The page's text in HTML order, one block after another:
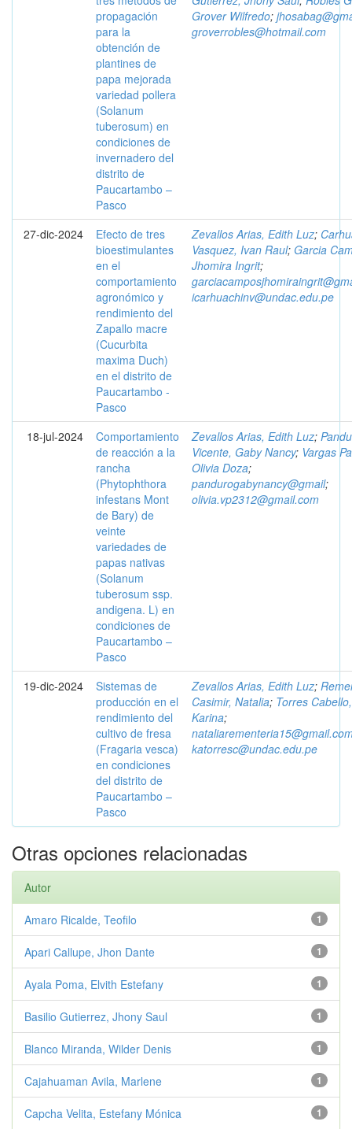
propagación
para la
obtención de
plantines de
papa mejorada
variedad pollera
(Solanum
tuberosum) en
condiciones de
invernadero del
distrito de
Paucartambo –
Pasco
Grover Wilfredo;
groverrobles@hotmail.com
27-dic-2024
Efecto de tres
bioestimulantes
en el
comportamiento
agronómico y
rendimiento del
Zapallo macre
(Cucurbita
maxima Duch)
en el distrito de
Paucartambo -
Pasco
Zevallos Arias, Edith Luz;
Vasquez, Ivan Raul; Garcia
Jhomira Ingrit;
icarhuachinv@undac.edu.pe
18-jul-2024
Comportamiento
de reacción a la
rancha
(Phytophthora
infestans Mont
de Bary) de
veinte
variedades de
papas nativas
(Solanum
tuberosum ssp.
andigena. L) en
condiciones de
Paucartambo –
Pasco
Zevallos Arias, Edith Luz;
Vicente, Gaby Nancy; Vargas
Olivia Doza;
pandurogabynancy@gmail;
olivia.vp2312@gmail.com
19-dic-2024
Sistemas de
producción en el
rendimiento del
cultivo de fresa
(Fragaria vesca)
en condiciones
del distrito de
Paucartambo –
Pasco
Zevallos Arias, Edith Luz;
Casimir, Natalia; Torres Cabello,
Karina;
katorresc@undac.edu.pe
Otras opciones relacionadas
Autor
1
Amaro Ricalde, Teofilo
1
Apari Callupe, Jhon Dante
1
Ayala Poma, Elvith Estefany
1
Basilio Gutierrez, Jhony Saul
1
Blanco Miranda, Wilder Denis
1
Cajahuaman Avila, Marlene
1
Capcha Velita, Estefany Mónica